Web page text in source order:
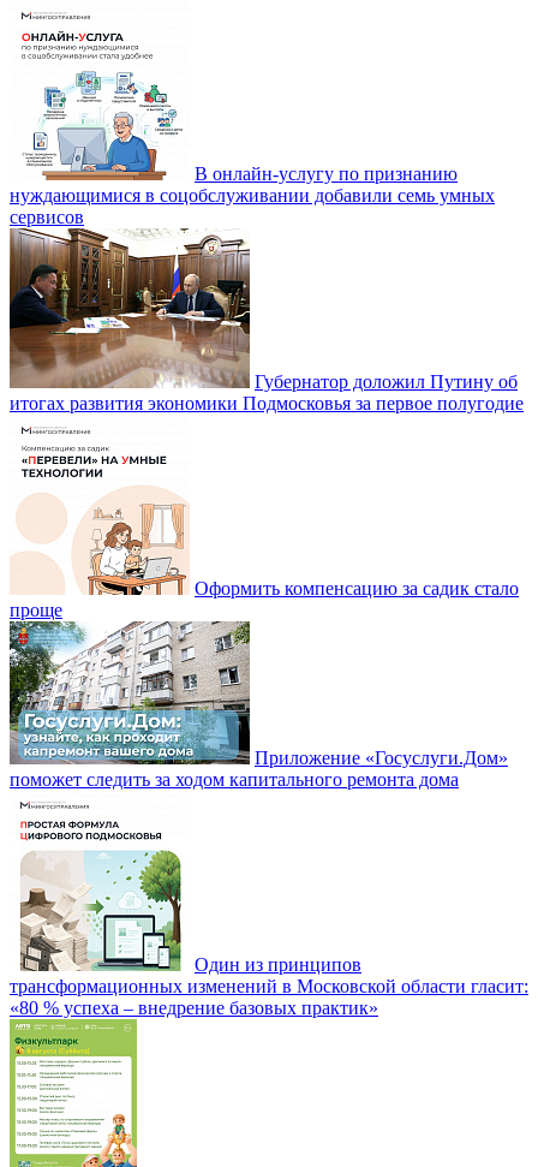
В онлайн-услугу по признанию
нуждающимися в соцобслуживании добавили семь умных
сервисов
Губернатор доложил Путину об
итогах развития экономики Подмосковья за первое полугодие
Оформить компенсацию за садик стало
проще
Приложение «Госуслуги.Дом»
поможет следить за ходом капитального ремонта дома
Один из принципов
трансформационных изменений в Московской области гласит:
«80 % успеха – внедрение базовых практик»